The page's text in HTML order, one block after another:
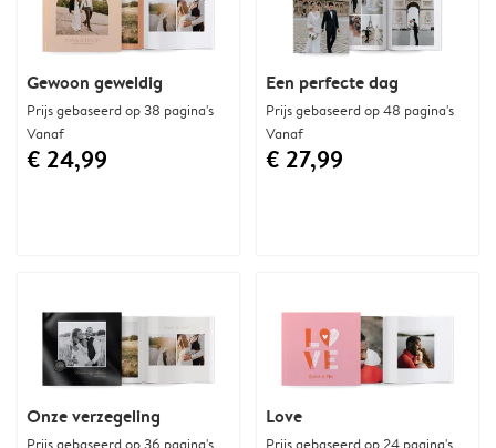
Love
Prijs gebaseerd op 24 pagina's
Gewoon geweldig
Prijs gebaseerd op 38 pagina's
Vanaf
€ 24,99
Onze verzegeling
Prijs gebaseerd op 36 pagina's
Een perfecte dag
Prijs gebaseerd op 48 pagina's
Vanaf
€ 27,99